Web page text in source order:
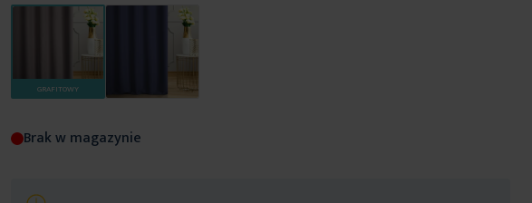
GRAFITOWY
Brak w magazynie